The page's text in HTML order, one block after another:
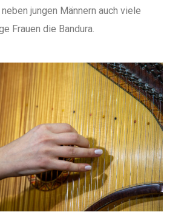
jungen Männern auch viele
Frauen die Bandura.